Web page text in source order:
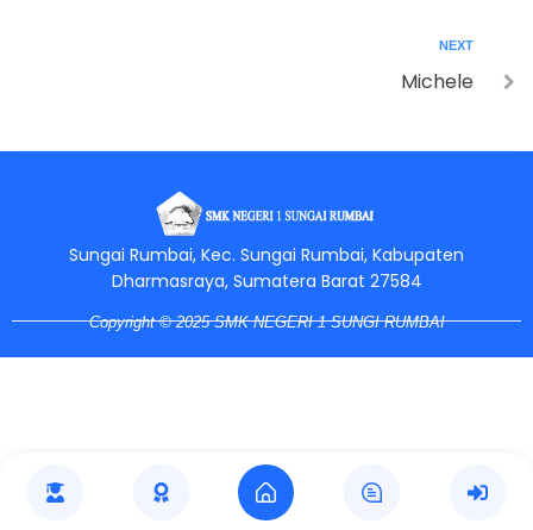
NEXT
Michele
Sungai Rumbai, Kec. Sungai Rumbai, Kabupaten
Dharmasraya, Sumatera Barat 27584
Copyright © 2025 SMK NEGERI 1 SUNGI RUMBAI